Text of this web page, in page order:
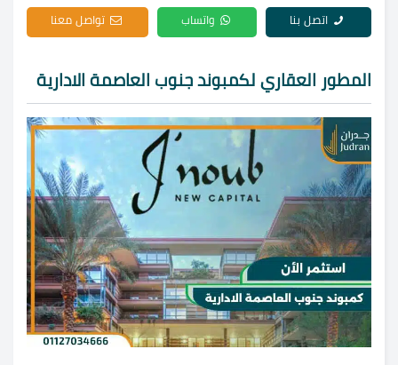
اتصل بنا واتساب تواصل معنا
المطور العقاري لكمبوند جنوب العاصمة الادارية